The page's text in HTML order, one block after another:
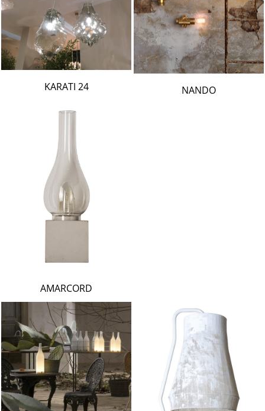
NANDO
24 KARATI
AMARCORD